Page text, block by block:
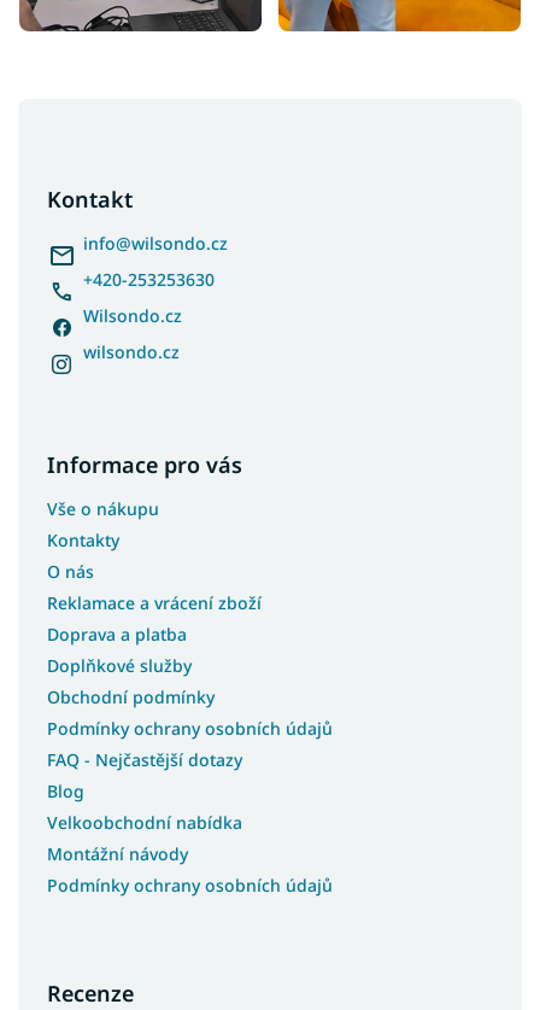
Kontakt
info@wilsondo.cz
+420-253253630
Wilsondo.cz
wilsondo.cz
Informace pro vás
Vše o nákupu
Kontakty
O nás
Reklamace a vrácení zboží
Doprava a platba
Doplňkové služby
Obchodní podmínky
Podmínky ochrany osobních údajů
FAQ - Nejčastější dotazy
Blog
Velkoobchodní nabídka
Montážní návody
Podmínky ochrany osobních údajů
Recenze